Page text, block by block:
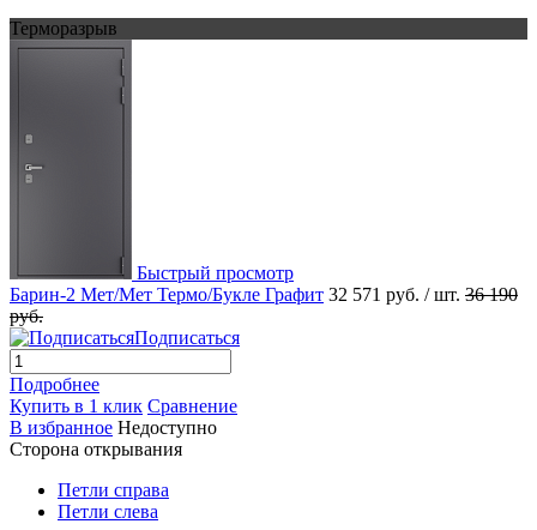
Терморазрыв
Быстрый просмотр
Барин-2 Мет/Мет Термо/Букле Графит 32 571 руб. / шт. 36 190
руб.
Подписаться
Подробнее
Купить в 1 клик Сравнение
В избранное Недоступно
Сторона открывания
Петли справа
Петли слева